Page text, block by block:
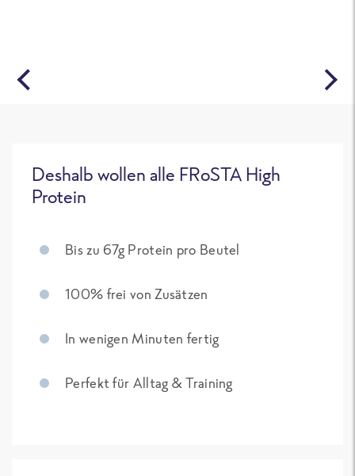
Deshalb wollen alle FRoSTA High
Protein
Bis zu 67g Protein pro Beutel
100% frei von Zusätzen
In wenigen Minuten fertig
Perfekt für Alltag & Training